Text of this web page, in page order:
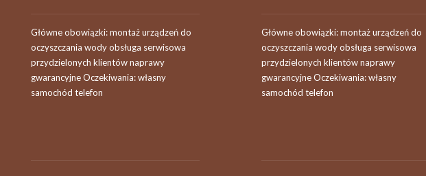
Główne obowiązki: montaż urządzeń do
oczyszczania wody obsługa serwisowa
przydzielonych klientów naprawy
gwarancyjne Oczekiwania: własny
samochód telefon
Główne obowiązki: montaż urządzeń do
oczyszczania wody obsługa serwisowa
przydzielonych klientów naprawy
gwarancyjne Oczekiwania: własny
samochód telefon